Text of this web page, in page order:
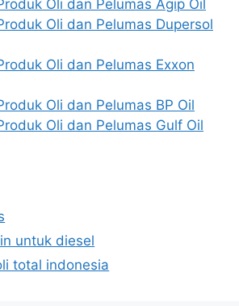
Oli dan Pelumas Agip Oil
Oli dan Pelumas Dupersol
Oli dan Pelumas Exxon
Oli dan Pelumas BP Oil
Oli dan Pelumas Gulf Oil
untuk diesel
total indonesia